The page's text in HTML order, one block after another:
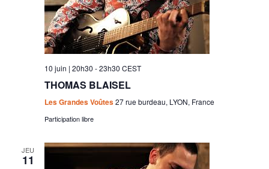
10 juin | 20h30 -23h30 CEST
THOMAS BLAISEL
Les Grandes Voûtes27 rue burdeau, LYON, France
Participation libre
JEU
11